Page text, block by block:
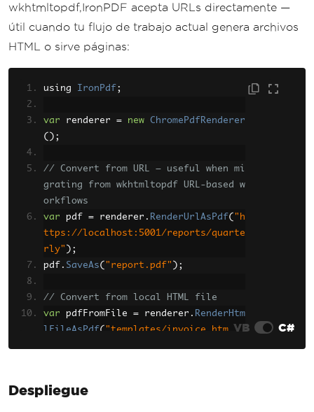
collapse: collapse; margin-top: 30p
x; }
        th { background: var(--prima
        td { padding: 10px; border-b
    </style>
</head>
    <div class='grid'>
        <div class='card'><h3>Revenu
e</h3><div class='value'>$1.2M</div>
</div>
        <div class='card'><h3>Users
</h3><div class='value'>45,230</div>
</div>
</h3><div class='value'>99.97%</div>
</div>
    <table>
nue</th><th>Growth</th></tr>
        <tr><td>Enterprise</td><td>
wkhtmltopdf,IronPDF acepta URLs directamente —
útil cuando tu flujo de trabajo actual genera archivos
HTML o sirve páginas:
using IronPdf ;
var renderer = new
ChromePdfRenderer
();
// Convert from URL — useful when mi
grating from wkhtmltopdf URL-based w
orkflows
var pdf = renderer . RenderUrlAsPdf( "h
ttps://localhost:5001/reports/quarte
rly" );
pdf . SaveAs( "report.pdf" );
// Convert from local HTML file
var pdfFromFile = renderer . RenderHtm
lFileAsPdf( "templates/invoice.htm VB C#
Despliegue